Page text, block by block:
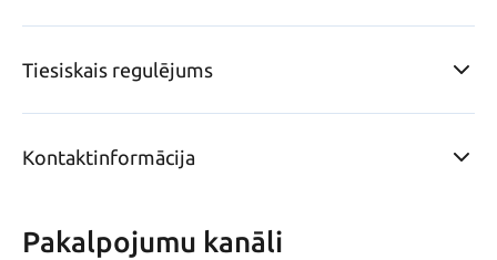
Tiesiskais regulējums
Kontaktinformācija
Pakalpojumu kanāli